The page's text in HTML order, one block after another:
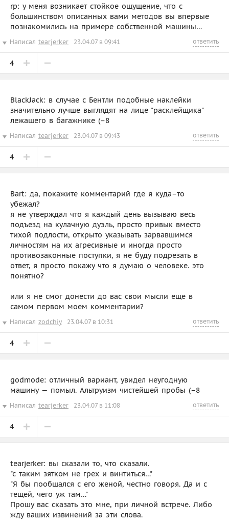
rp: у меня возникает стойкое ощущение, что с
большинством описанных вами методов вы впервые
познакомились на примере собственной машины…
Написал tearjerker 23.04.07 в 09:41 ответить
4
BlackJack: в случае с Бентли подобные наклейки
значительно лучше выглядят на лице "расклейщика"
лежащего в багажнике (–8
Написал tearjerker 23.04.07 в 09:43 ответить
4
Bart: да, покажите комментарий где я куда–то
убежал?
я не утверждал что я каждый день вызываю весь
подъезд на кулачную дуэль, просто привык вместо
тихой подлости, открыто указывать зарвавшимся
личностям на их агресивные и иногда просто
противозаконные поступки, я не буду подрезать в
ответ, я просто покажу что я думаю о человеке. это
понятно?
или я не смог донести до вас свои мысли еще в
самом первом моем комментарии?
Написал zodchiy 23.04.07 в 10:31 ответить
4
godmode: отличный вариант, увидел неугодную
машину — помыл. Альтруизм чистейшей пробы (–8
Написал tearjerker 23.04.07 в 11:08 ответить
4
tearjerker: вы сказали то, что сказали.
"с таким зятком не грех и винтиться…"
"Я бы пообщался с его женой, честно говоря. Да и с
тещей, чего уж там…"
Прошу вас сказать это мне, при личной встрече. Либо
жду ваших извинений за эти слова.